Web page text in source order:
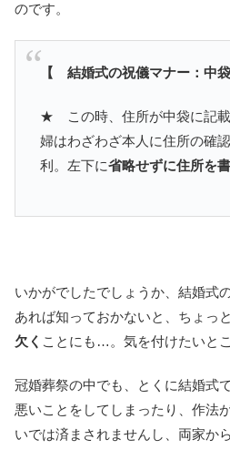
のです。
【 結婚式の祝儀マナー：中
★ この時、住所が中袋に記
婦はわざわざ本人に住所の確
利。左下に省略せずに住所を
いかがでしたでしょうか、結婚式
あれば知っておかないと、ちょっ
欠く ことにも…。気を付けたいとこ
冠婚葬祭の中でも、とくに結婚式
悪いことをしてしまったり、作法
いでは済まされませんし、両家か